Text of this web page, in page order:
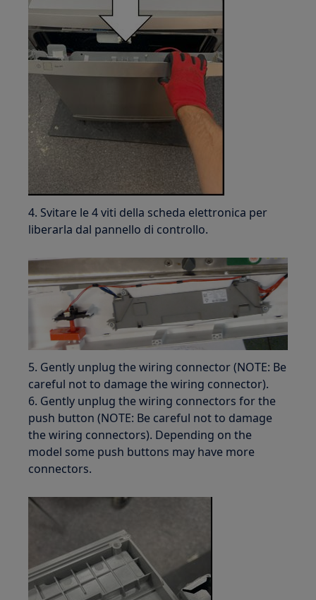
4. Svitare le 4 viti della scheda elettronica per
liberarla dal pannello di controllo.
5. Gently unplug the wiring connector (NOTE: Be
careful not to damage the wiring connector).
6. Gently unplug the wiring connectors for the
push button (NOTE: Be careful not to damage
the wiring connectors). Depending on the
model some push buttons may have more
connectors.